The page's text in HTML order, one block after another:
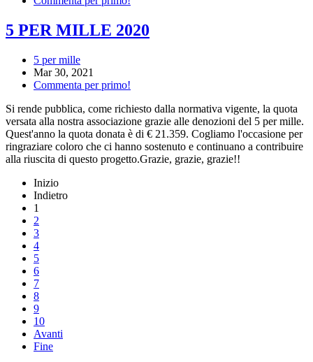
5 PER MILLE 2020
5 per mille
Mar 30, 2021
Commenta per primo!
Si rende pubblica, come richiesto dalla normativa vigente, la quota
versata alla nostra associazione grazie alle denozioni del 5 per mille.
Quest'anno la quota donata è di € 21.359. Cogliamo l'occasione per
ringraziare coloro che ci hanno sostenuto e continuano a contribuire
alla riuscita di questo progetto.Grazie, grazie, grazie!!
Inizio
Indietro
1
2
3
4
5
6
7
8
9
10
Avanti
Fine